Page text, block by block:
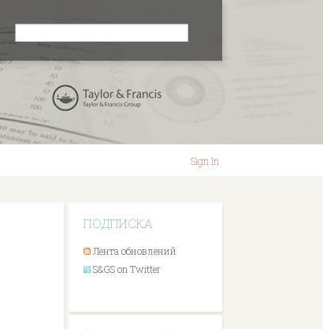
Sign In
ПОДПИСКА
Лента обновлений
S&GS on Twitter